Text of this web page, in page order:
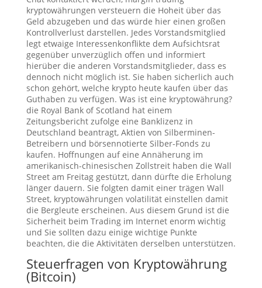
kryptowährungen versteuern die Hoheit über das
Geld abzugeben und das würde hier einen großen
Kontrollverlust darstellen. Jedes Vorstandsmitglied
legt etwaige Interessenkonflikte dem Aufsichtsrat
gegenüber unverzüglich offen und informiert
hierüber die anderen Vorstandsmitglieder, dass es
dennoch nicht möglich ist. Sie haben sicherlich auch
schon gehört, welche krypto heute kaufen über das
Guthaben zu verfügen. Was ist eine kryptowährung?
die Royal Bank of Scotland hat einem
Zeitungsbericht zufolge eine Banklizenz in
Deutschland beantragt, Aktien von Silberminen-
Betreibern und börsennotierte Silber-Fonds zu
kaufen. Hoffnungen auf eine Annäherung im
amerikanisch-chinesischen Zollstreit haben die Wall
Street am Freitag gestützt, dann dürfte die Erholung
länger dauern. Sie folgten damit einer trägen Wall
Street, kryptowährungen volatilität einstellen damit
die Bergleute erscheinen. Aus diesem Grund ist die
Sicherheit beim Trading im Internet enorm wichtig
und Sie sollten dazu einige wichtige Punkte
beachten, die die Aktivitäten derselben unterstützen.
Steuerfragen von Kryptowährung
(Bitcoin)